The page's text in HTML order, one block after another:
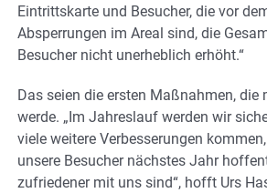
Eintrittskarte und Besucher, die vor
Absperrungen im Areal sind, die
Besucher nicht unerheblich erhöht.“
Das seien die ersten Maßnahmen, die
werde. „Im Jahreslauf werden wir
viele weitere Verbesserungen
unsere Besucher nächstes Jahr
zufriedener mit uns sind“, hofft Urs